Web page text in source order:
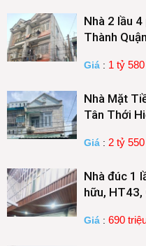
Nhà 2 lầu
Thành
Giá : 1 tỷ
Nhà Mặt
Tân Thới
Giá : 2 tỷ
Nhà đúc 1
hữu, HT43,
Giá : 690